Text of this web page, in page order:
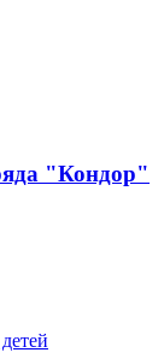
"Кондор"